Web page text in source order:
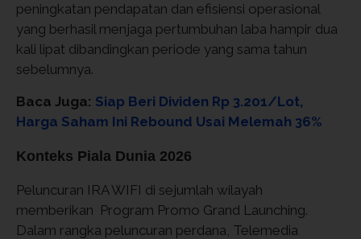
peningkatan pendapatan dan efisiensi operasional
yang berhasil menjaga pertumbuhan laba hampir dua
kali lipat dibandingkan periode yang sama tahun
sebelumnya.
Baca Juga: Siap Beri Dividen Rp 3.201/Lot,
Harga Saham Ini Rebound Usai Melemah 36%
Konteks Piala Dunia 2026
Peluncuran IRA WIFI di sejumlah wilayah
memberikan Program Promo Grand Launching.
Dalam rangka peluncuran perdana, Telemedia